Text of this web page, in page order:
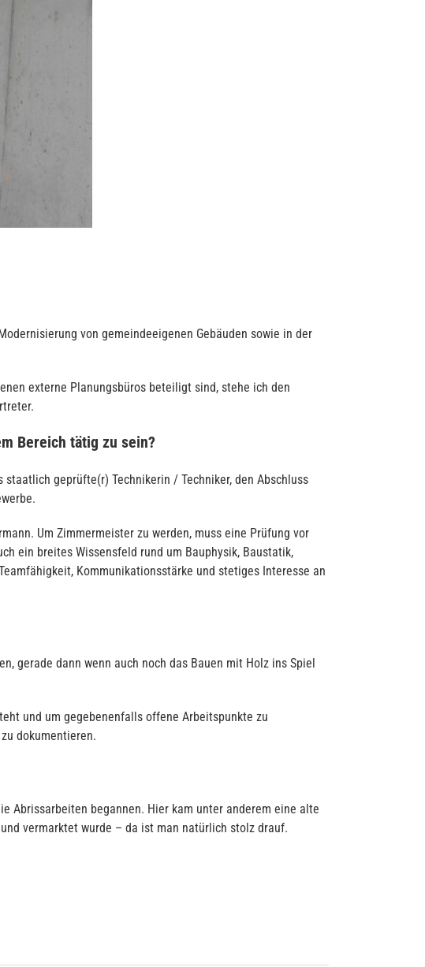
von gemeindeeigenen Gebäuden sowie in der
externe Planungsbüros beteiligt sind, stehe ich den
Bereich tätig zu sein?
geprüfte(r) Technikerin / Techniker, den Abschluss
Um Zimmermeister zu werden, muss eine Prüfung vor
ein breites Wissensfeld rund um Bauphysik, Baustatik,
Kommunikationsstärke und stetiges Interesse an
gerade dann wenn auch noch das Bauen mit Holz ins Spiel
und um gegebenenfalls offene Arbeitspunkte zu
dokumentieren.
Abrissarbeiten begannen. Hier kam unter anderem eine alte
vermarktet wurde – da ist man natürlich stolz drauf.